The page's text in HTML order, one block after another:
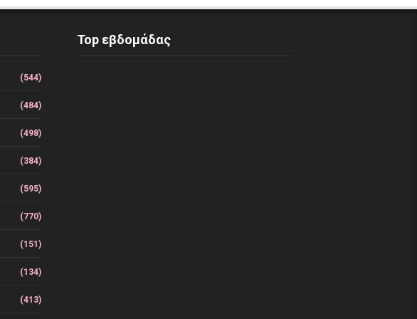
(544)
(484)
(498)
(384)
(595)
(770)
(151)
(134)
(413)
Top εβδομάδας